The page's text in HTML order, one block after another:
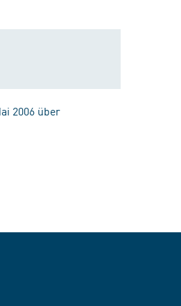
2006 über